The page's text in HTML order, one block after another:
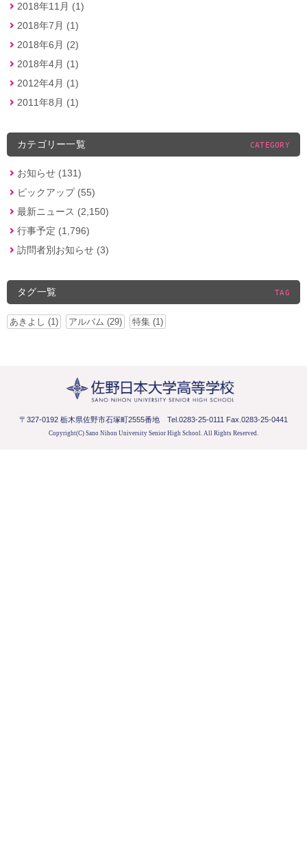
2018年11月 (1)
2018年7月 (1)
2018年6月 (2)
2018年4月 (1)
2012年4月 (1)
2011年8月 (1)
カテゴリー一覧 CATEGORY
お知らせ (131)
ピックアップ (55)
最新ニュース (2,150)
行事予定 (1,796)
訪問者別お知らせ (3)
タグ一覧 TAG
あきよし (1) アルバム (29) 特集 (1)
〒327-0192 栃木県佐野市石塚町2555番地 Tel.0283-25-0111 Fax.0283-25-0441
Copyright(C) Sano Nihon University Senior High School. All Rights Reserved.